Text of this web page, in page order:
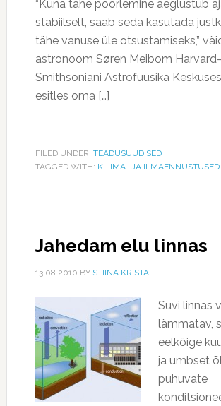
“Kuna tähe pöörlemine aeglustub
stabiilselt, saab seda kasutada
tähe vanuse üle otsustamiseks,”
astronoom Søren Meibom Harvard-
Smithsoniani Astrofüüsika
esitles oma […]
FILED UNDER: TEADUSUUDISED
TAGGED WITH: KLIIMA- JA ILMAENNUSTUSED
Jahedam elu linnas
13.08.2010 BY STIINA KRISTAL
Suvi linnas
lämmatav,
eelkõige
ja umbset
puhuvate